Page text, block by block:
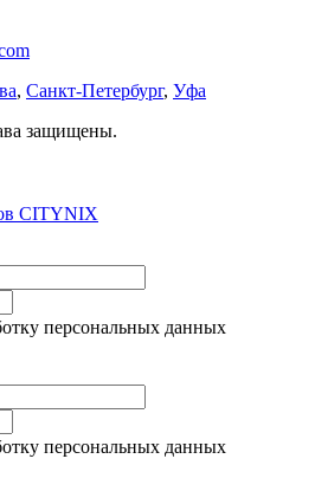
, Санкт-Петербург, Уфа
защищены.
CITYNIX
персональных данных
персональных данных